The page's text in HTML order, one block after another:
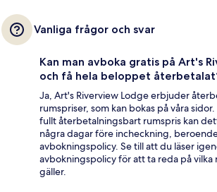
Vanliga frågor och svar
Kan man avboka gratis på Art's
och få hela beloppet
Ja, Art's Riverview Lodge erbjuder
rumspriser, som kan bokas på våra
fullt återbetalningsbart rumspris kan
några dagar före incheckning,
avbokningspolicy. Se till att du läser
avbokningspolicy för att ta reda på vilka
gäller.